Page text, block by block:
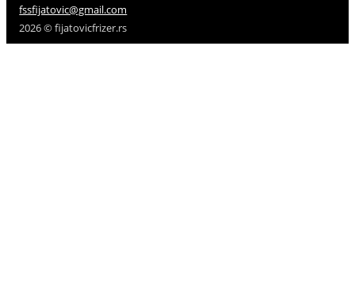
fssfijatovic@gmail.com
2026 © fijatovicfrizer.rs